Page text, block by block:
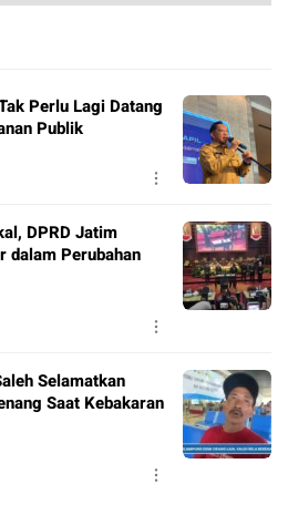
Perlu Lagi Datang
Publik
DPRD Jatim
dalam Perubahan
Selamatkan
Saat Kebakaran